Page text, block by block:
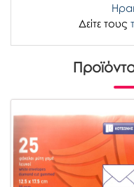
Δείτε τους